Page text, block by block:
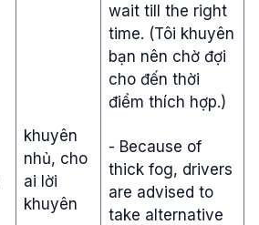
khuyên
nhủ, cho
ai lời
khuyên
wait till the right
time. (Tôi khuyên
bạn nên chờ đợi
cho đến thời
điểm thích hợp.)
- Because of
thick fog, drivers
are advised to
take alternative